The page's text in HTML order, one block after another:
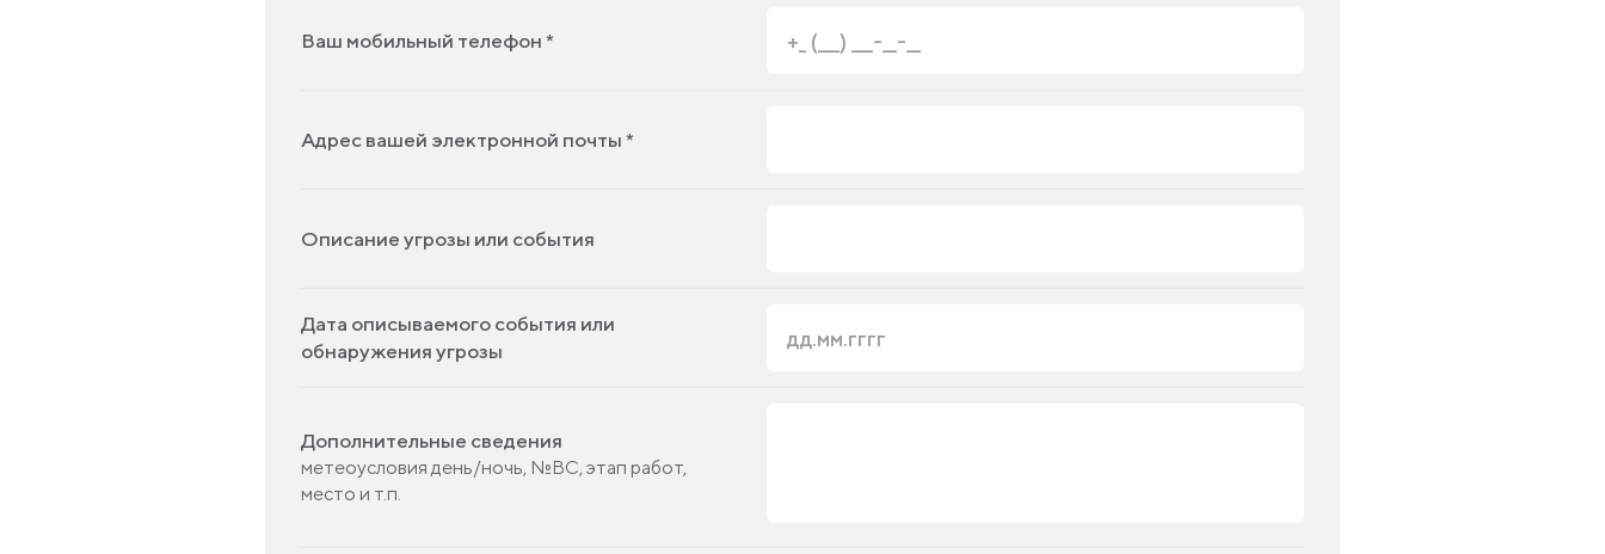
Ваш мобильный телефон *
Адрес вашей электронной почты *
Описание угрозы или события
Дата описываемого события или
обнаружения угрозы
Дополнительные сведения
метеоусловия день/ночь, №ВС, этап работ,
место и т.п.